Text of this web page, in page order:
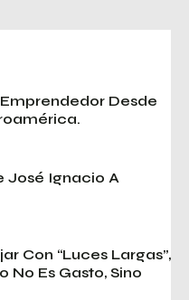
Desde
José Ignacio A
Con “luces Largas”,
No Es Gasto, Sino